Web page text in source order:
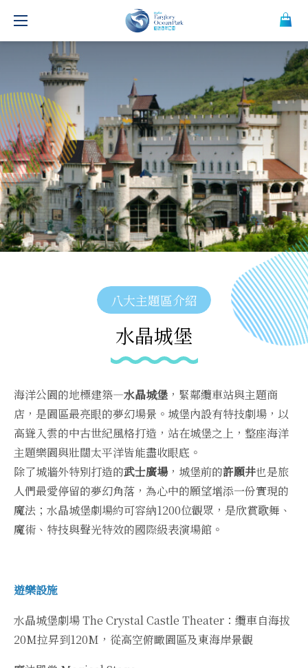
八大主題區介紹
水晶城堡
海洋公園的地標建築—水晶城堡 ，緊鄰纜車站與主題商
店，是園區最亮眼的夢幻場景。城堡內設有特技劇場，以
高聳入雲的中古世紀風格打造，站在城堡之上，整座海洋
主題樂園與壯闊太平洋皆能盡收眼底。
除了城牆外特別打造的武士廣場，城堡前的許願井也是旅
人們最愛停留的夢幻角落，為心中的願望增添一份實現的
魔法；水晶城堡劇場約可容納1200位觀眾，是欣賞歌舞、
魔術、特技與聲光特效的國際級表演場館。
遊樂設施
水晶城堡劇場 The Crystal Castle Theater：纜車自海拔
20M拉昇到120M，從高空俯瞰園區及東海岸景觀